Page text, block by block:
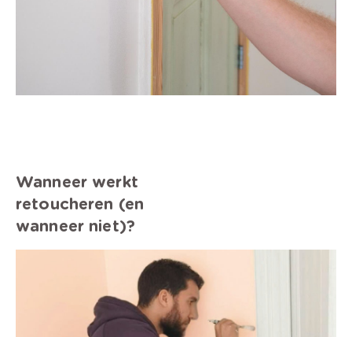
Wanneer werkt
retoucheren (en
wanneer niet)?